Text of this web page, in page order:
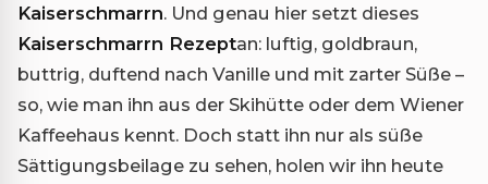
Kaiserschmarrn. Und genau hier setzt dieses
Kaiserschmarrn Rezeptan: luftig, goldbraun,
buttrig, duftend nach Vanille und mit zarter Süße –
so, wie man ihn aus der Skihütte oder dem Wiener
Kaffeehaus kennt. Doch statt ihn nur als süße
Sättigungsbeilage zu sehen, holen wir ihn heute